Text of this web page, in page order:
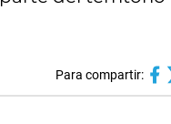
Para compartir: